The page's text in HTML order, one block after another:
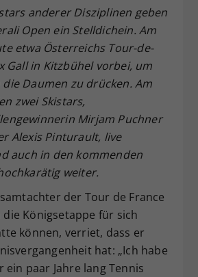
anderer Disziplinen geben
Open ein Stelldichein. Am
etwa Österreichs Tour-de-
Gall in Kitzbühel vorbei, um
Daumen zu drücken. Am
zwei Skistars,
Mirjam Puchner
Alexis Pinturault, live
auch in den kommenden
weiter.
der Tour de France
Königsetappe für sich
können, verriet, dass er
hat: „Ich habe
ein paar Jahre lang Tennis
Wert speichert Ihre Consent-
Unter anderem eine
generierte ID, für die
Speicherung Ihrer
Einstellungen, falls der
Betreiber dies eingestellt